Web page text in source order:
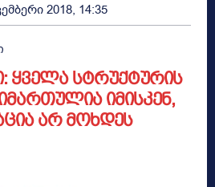
2018, 14:35
ყველა სტრუქტურის
იმისკენ,
არ მოხდეს